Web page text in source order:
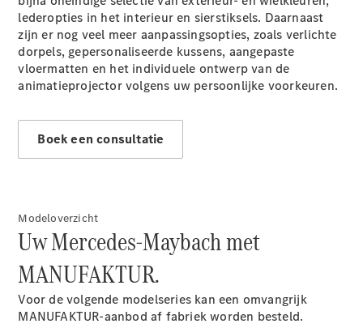
Alle
Hatchbacks
A-Klasse
Hatchback
B-Klasse
Configurator
Alle Coupés
CLE Coupé
lederopties in het interieur en sierstiksels. Daarnaast
zijn er nog veel meer aanpassingsopties, zoals verlichte
dorpels, gepersonaliseerde kussens, aangepaste
vloermatten en het individuele ontwerp van de
animatieprojector volgens uw persoonlijke voorkeuren.
Boek een consultatie
Modeloverzicht
Uw Mercedes-Maybach met
MANUFAKTUR.
Voor de volgende modelseries kan een omvangrijk
MANUFAKTUR-aanbod af fabriek worden besteld.